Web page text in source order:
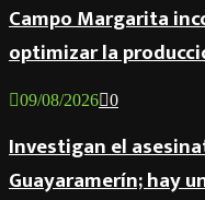
Campo Margarita
optimizar la
09/08/2026 0
Investigan el
Guayaramerín; hay